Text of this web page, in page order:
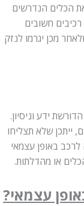
הנדרשים
חשובים
יגרמו לנזק
וניסיון.
שלא תצליחו
באופן עצמאי
מהדלתות.
עצמאי?